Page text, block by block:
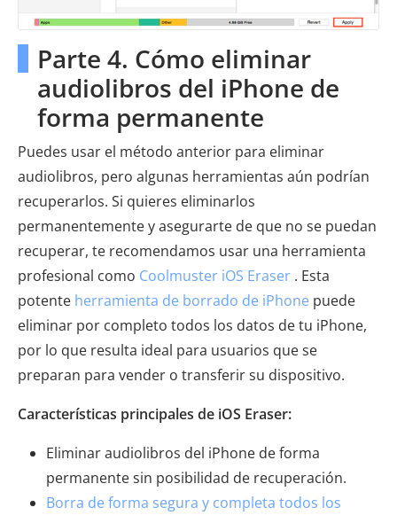
Parte 4. Cómo eliminar
audiolibros del iPhone de
forma permanente
Puedes usar el método anterior para eliminar
audiolibros, pero algunas herramientas aún podrían
recuperarlos. Si quieres eliminarlos
permanentemente y asegurarte de que no se puedan
recuperar, te recomendamos usar una herramienta
profesional como Coolmuster iOS Eraser . Esta
potente herramienta de borrado de iPhone puede
eliminar por completo todos los datos de tu iPhone,
por lo que resulta ideal para usuarios que se
preparan para vender o transferir su dispositivo.
Características principales de iOS Eraser:
Eliminar audiolibros del iPhone de forma
permanente sin posibilidad de recuperación.
Borra de forma segura y completa todos los